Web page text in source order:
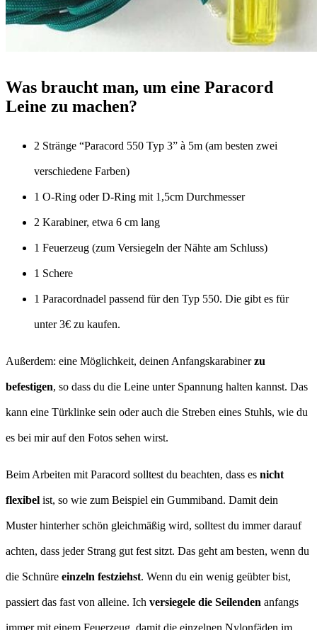
Was braucht man, um eine Paracord
Leine zu machen?
2 Stränge “Paracord 550 Typ 3” à 5m (am besten zwei
verschiedene Farben)
1 O-Ring oder D-Ring mit 1,5cm Durchmesser
2 Karabiner, etwa 6 cm lang
1 Feuerzeug (zum Versiegeln der Nähte am Schluss)
1 Schere
1 Paracordnadel passend für den Typ 550. Die gibt es für
unter 3€ zu kaufen.
Außerdem: eine Möglichkeit, deinen Anfangskarabinerzu
befestigen, so dass du die Leine unter Spannung halten kannst. Das
kann eine Türklinke sein oder auch die Streben eines Stuhls, wie du
es bei mir auf den Fotos sehen wirst.
Beim Arbeiten mit Paracord solltest du beachten, dass es nicht
flexibel ist, so wie zum Beispiel ein Gummiband. Damit dein
Muster hinterher schön gleichmäßig wird, solltest du immer darauf
achten, dass jeder Strang gut fest sitzt. Das geht am besten, wenn du
die Schnüre einzeln festziehst. Wenn du ein wenig geübter bist,
passiert das fast von alleine. Ich versiegele die Seilenden anfangs
immer mit einem Feuerzeug, damit die einzelnen Nylonfäden im